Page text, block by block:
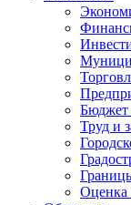
Бюджет
Труд и
Оценка